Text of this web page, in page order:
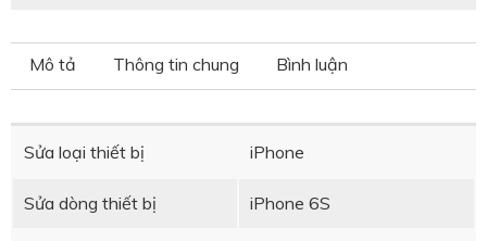
Mô tả Thông tin chung Bình luận
Sửa loại thiết bị iPhone
Sửa dòng thiết bị iPhone 6S